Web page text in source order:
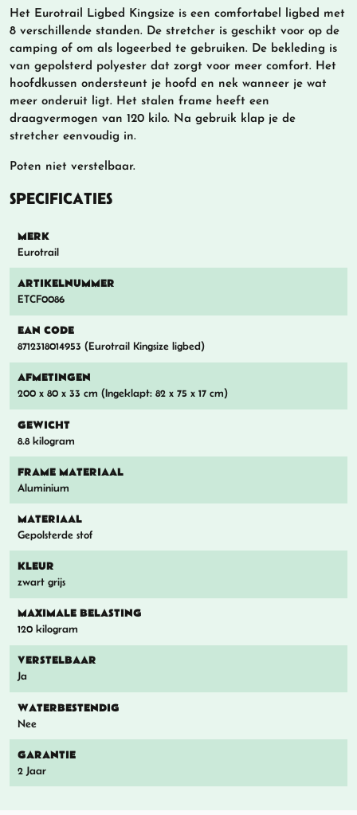
Het Eurotrail Ligbed Kingsize is een comfortabel ligbed met
8 verschillende standen. De stretcher is geschikt voor op de
camping of om als logeerbed te gebruiken. De bekleding is
van gepolsterd polyester dat zorgt voor meer comfort. Het
hoofdkussen ondersteunt je hoofd en nek wanneer je wat
meer onderuit ligt. Het stalen frame heeft een
draagvermogen van 120 kilo. Na gebruik klap je de
stretcher eenvoudig in.
Poten niet verstelbaar.
SPECIFICATIES
MERK
Eurotrail
ARTIKELNUMMER
ETCF0086
EAN CODE
8712318014953 (Eurotrail Kingsize ligbed)
AFMETINGEN
200 x 80 x 33 cm (Ingeklapt: 82 x 75 x 17 cm)
GEWICHT
8.8 kilogram
FRAME MATERIAAL
Aluminium
MATERIAAL
Gepolsterde stof
KLEUR
zwart grijs
MAXIMALE BELASTING
120 kilogram
VERSTELBAAR
Ja
WATERBESTENDIG
Nee
GARANTIE
2 Jaar